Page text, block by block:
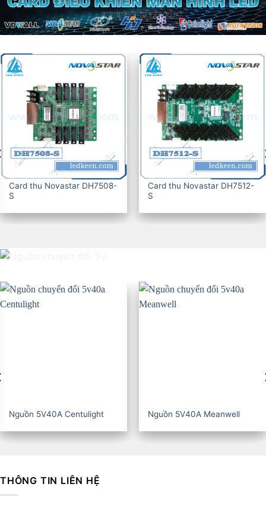
Card thu Novastar DH7516-
S
CARD THU KYSTAR G607
Nguồn 5V40A CZCL Nguồn 5V60A Centulight
THÔNG TIN LIÊN HỆ